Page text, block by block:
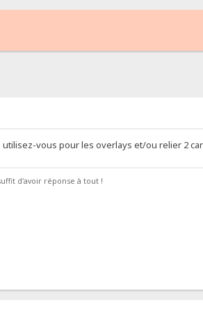
vous pour les overlays et/ou relier 2
d'avoir réponse à tout !